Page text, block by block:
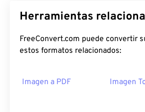
Herramientas
FreeConvert.com puede convertir
estos formatos relacionados:
Imagen a PDF Imagen